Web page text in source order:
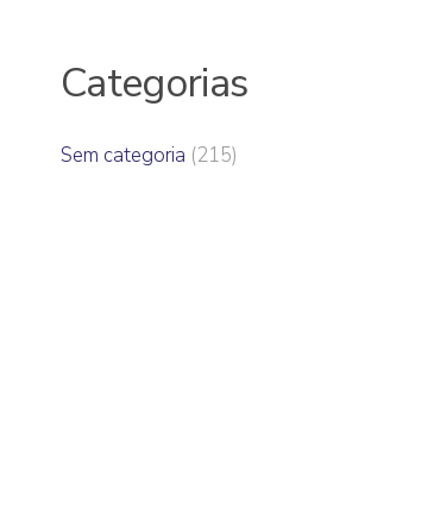
Categorias
Sem categoria (215)